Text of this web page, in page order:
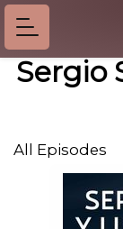
Sergio
All Episodes